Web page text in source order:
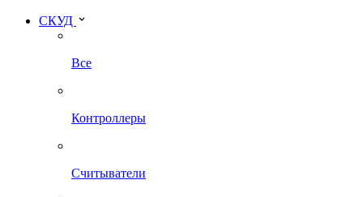
СКУД
Все
Контроллеры
Считыватели